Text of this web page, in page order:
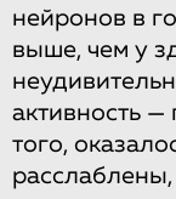
нейронов в
выше, чем у
активность —
того,
расслаблены,